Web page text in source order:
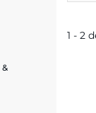
1 - 2